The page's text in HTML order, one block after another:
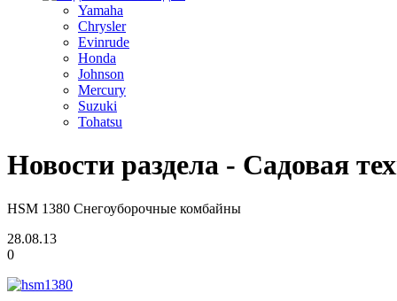
Yamaha
Chrysler
Evinrude
Honda
Johnson
Mercury
Suzuki
Tohatsu
Новости раздела - Садовая
HSM 1380 Снегоуборочные комбайны
28.08.13
0